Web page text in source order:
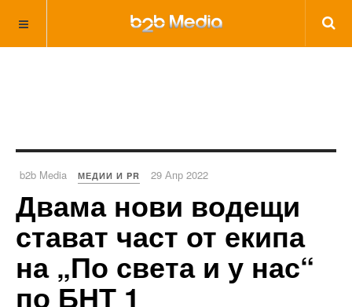
b2b Media МЕДИИ И PR 29 Апр 2022
Двама нови водещи
стават част от екипа
на „По света и у нас“
по БНТ 1